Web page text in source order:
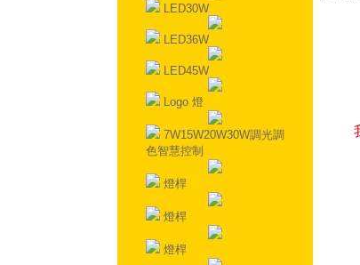
LED30W
LED36W
LED45W
Logo 燈
7W15W20W30W調光調
色智慧控制
燈桿
燈桿
燈桿